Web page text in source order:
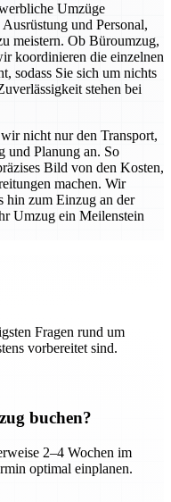
Umzüge
und Personal,
meistern. Ob Büroumzug,
koordinieren die einzelnen
sodass Sie sich um nichts
stehen bei
nicht nur den Transport,
und Planung an. So
Bild von den Kosten,
machen. Wir
hin zum Einzug an der
Umzug ein Meilenstein
Fragen rund um
vorbereitet sind.
buchen?
2–4 Wochen im
optimal einplanen.